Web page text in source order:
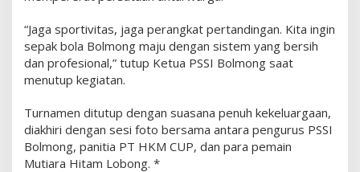
m
b
i
n
a
n
S
e
“Jaga sportivitas, jaga perangkat pertandingan. Kita ingin
sepak bola Bolmong maju dengan sistem yang bersih
dan profesional,” tutup Ketua PSSI Bolmong saat
menutup kegiatan.
Turnamen ditutup dengan suasana penuh kekeluargaan,
diakhiri dengan sesi foto bersama antara pengurus PSSI
Bolmong, panitia PT HKM CUP, dan para pemain
Mutiara Hitam Lobong. *